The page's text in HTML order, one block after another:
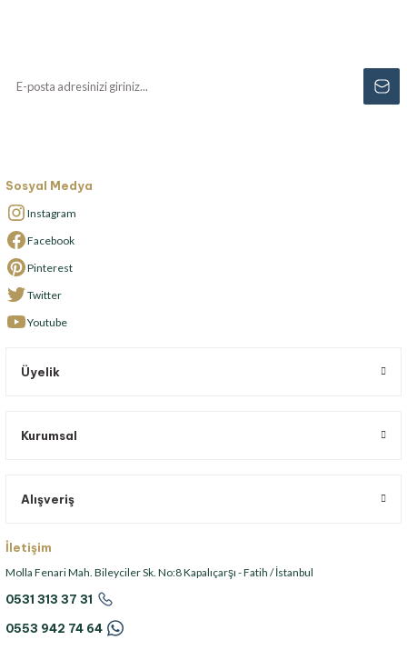
Sosyal Medya
Instagram
Facebook
Pinterest
Twitter
Youtube
Üyelik
Kurumsal
Alışveriş
İletişim
Molla Fenari Mah. Bileyciler Sk. No:8 Kapalıçarşı - Fatih / İstanbul
0531 313 37 31
0553 942 74 64